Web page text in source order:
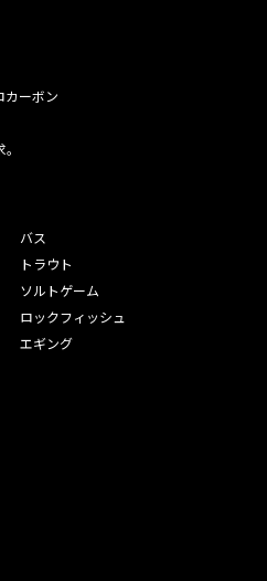
カーボン
バス
トラウト
ソルトゲーム
ロックフィッシュ
エギング